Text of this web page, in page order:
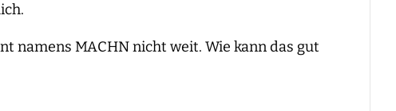
namens MACHN nicht weit. Wie kann das gut